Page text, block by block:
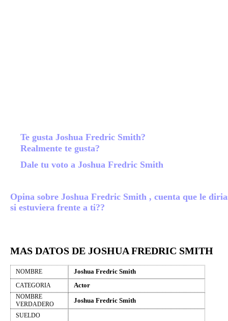
Te gusta Joshua Fredric Smith?
Realmente te gusta?
Dale tu voto a Joshua Fredric Smith
Opina sobre Joshua Fredric Smith , cuenta que le
si estuviera frente a ti??
MAS DATOS DE JOSHUA FREDRIC SMITH
NOMBRE Joshua Fredric Smith
CATEGORIA Actor
NOMBRE
VERDADERO
Joshua Fredric Smith
SUELDO